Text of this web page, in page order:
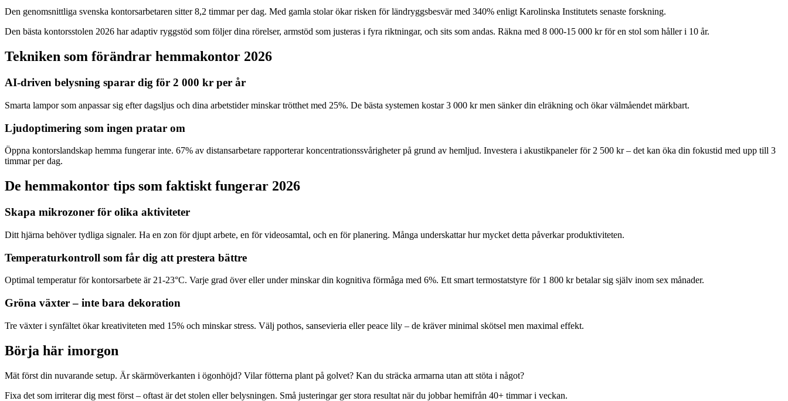
Den genomsnittliga svenska kontorsarbetaren sitter 8,2 timmar per dag. Med gamla stolar ökar risken för ländryggsbesvär med 340% enligt Karolinska Institutets senaste forskning.
Den bästa kontorsstolen 2026 har adaptiv ryggstöd som följer dina rörelser, armstöd som justeras i fyra riktningar, och sits som andas. Räkna med 8 000-15 000 kr för en stol som håller i 10 år.
Tekniken som förändrar hemmakontor 2026
AI-driven belysning sparar dig för 2 000 kr per år
Smarta lampor som anpassar sig efter dagsljus och dina arbetstider minskar trötthet med 25%. De bästa systemen kostar 3 000 kr men sänker din elräkning och ökar välmåendet märkbart.
Ljudoptimering som ingen pratar om
Öppna kontorslandskap hemma fungerar inte. 67% av distansarbetare rapporterar koncentrationssvårigheter på grund av hemljud. Investera i akustikpaneler för 2 500 kr – det kan öka din fokustid med upp till 3
timmar per dag.
De hemmakontor tips som faktiskt fungerar 2026
Skapa mikrozoner för olika aktiviteter
Ditt hjärna behöver tydliga signaler. Ha en zon för djupt arbete, en för videosamtal, och en för planering. Många underskattar hur mycket detta påverkar produktiviteten.
Temperaturkontroll som får dig att prestera bättre
Optimal temperatur för kontorsarbete är 21-23°C. Varje grad över eller under minskar din kognitiva förmåga med 6%. Ett smart termostatstyre för 1 800 kr betalar sig själv inom sex månader.
Gröna växter – inte bara dekoration
Tre växter i synfältet ökar kreativiteten med 15% och minskar stress. Välj pothos, sansevieria eller peace lily – de kräver minimal skötsel men maximal effekt.
Börja här imorgon
Mät först din nuvarande setup. Är skärmöverkanten i ögonhöjd? Vilar fötterna plant på golvet? Kan du sträcka armarna utan att stöta i något?
Fixa det som irriterar dig mest först – oftast är det stolen eller belysningen. Små justeringar ger stora resultat när du jobbar hemifrån 40+ timmar i veckan.